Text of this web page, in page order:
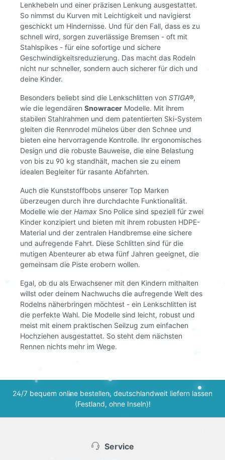
Lenkhebeln und einer präzisen Lenkung ausgestattet.
So nimmst du Kurven mit Leichtigkeit und navigierst
geschickt um Hindernisse. Und für den Fall, dass es zu
schnell wird, sorgen zuverlässige Bremsen - oft mit
Stahlspikes - für eine sofortige und sichere
Geschwindigkeitsreduzierung. Das macht das Rodeln
nicht nur schneller, sondern auch sicherer für dich und
deine Kinder.
Besonders beliebt sind die Lenkschlitten von STIGA®,
wie die legendären Snowracer Modelle. Mit ihrem
stabilen Stahlrahmen und dem patentierten Ski-System
gleiten die Rennrodel mühelos über den Schnee und
bieten eine hervorragende Kontrolle. Ihr ergonomisches
Design und die robuste Bauweise, die eine Belastung
von bis zu 90 kg standhält, machen sie zu einem
idealen Begleiter für rasante Abfahrten.
Auch die Kunststoffbobs unserer Top Marken
überzeugen durch ihre durchdachte Funktionalität.
Modelle wie der Hamax Sno Police sind speziell für zwei
Kinder konzipiert und bieten mit ihrem robusten HDPE-
Material und der zentralen Handbremse eine sichere
und aufregende Fahrt. Diese Schlitten sind für die
mutigen Abenteurer ab etwa fünf Jahren geeignet, die
gemeinsam die Piste erobern wollen.
Egal, ob du als Erwachsener mit den Kindern mithalten
willst oder deinem Nachwuchs die aufregende Welt des
Rodelns näherbringen möchtest - ein Lenkschlitten ist
die perfekte Wahl. Die Modelle sind leicht, robust und
meist mit einem praktischen Seilzug zum einfachen
Hochziehen ausgestattet. So steht dem nächsten
Rennen nichts mehr im Wege.
24/7 bequem online bestellen, deutschlandweit liefern lassen
(Festland, ohne Inseln)!
Service